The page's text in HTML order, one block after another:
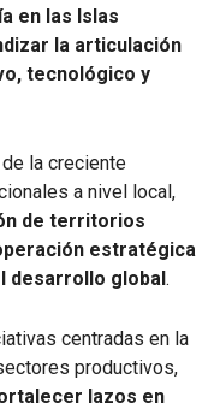
en las Islas
la articulación
tecnológico y
la creciente
a nivel local,
de territorios
estratégica
desarrollo global.
centradas en la
productivos,
lazos en